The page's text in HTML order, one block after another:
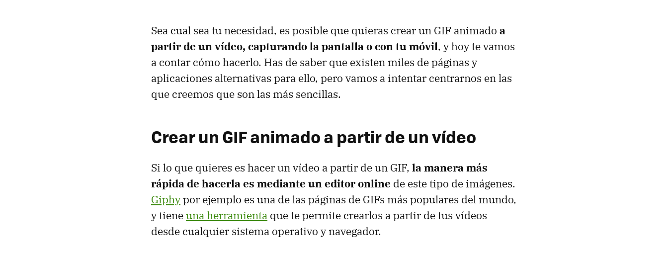
Sea cual sea tu necesidad, es posible que quieras crear un GIF animado a
partir de un vídeo, capturando la pantalla o con tu móvil, y hoy te vamos
a contar cómo hacerlo. Has de saber que existen miles de páginas y
aplicaciones alternativas para ello, pero vamos a intentar centrarnos en las
que creemos que son las más sencillas.
Crear un GIF animado a partir de un vídeo
Si lo que quieres es hacer un vídeo a partir de un GIF, la manera más
rápida de hacerla es mediante un editor online de este tipo de imágenes.
Giphypor ejemplo es una de las páginas de GIFs más populares del mundo,
y tieneuna herramienta que te permite crearlos a partir de tus vídeos
desde cualquier sistema operativo y navegador.